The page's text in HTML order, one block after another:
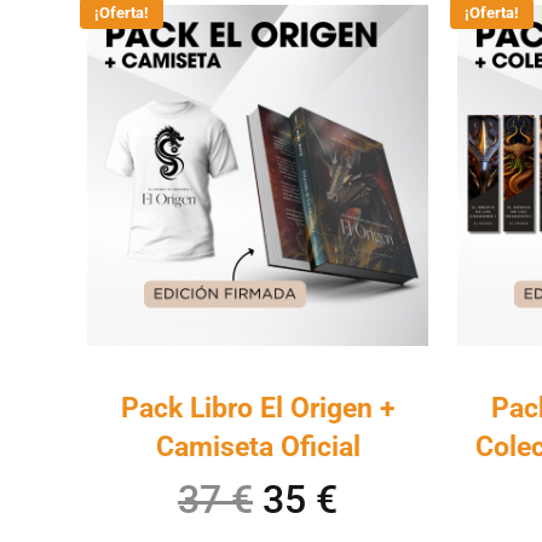
¡Oferta!
Pack Libro El Origen +
Camiseta Oficial
37€ El precio
35 € El precio
Este producto tiene múltiples variantes. Las
¡Oferta!